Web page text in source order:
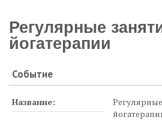
Регулярные
йогатерапии
Событие
Название: